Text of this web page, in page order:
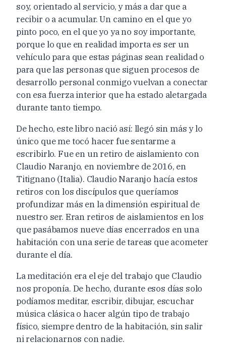
soy, orientado al servicio, y más a dar que a
recibir o a acumular. Un camino en el que yo
pinto poco, en el que yo ya no soy importante,
porque lo que en realidad importa es ser un
vehículo para que estas páginas sean realidad o
para que las personas que siguen procesos de
desarrollo personal conmigo vuelvan a conectar
con esa fuerza interior que ha estado aletargada
durante tanto tiempo.
De hecho, este libro nació así: llegó sin más y lo
único que me tocó hacer fue sentarme a
escribirlo. Fue en un retiro de aislamiento con
Claudio Naranjo, en noviembre de 2016, en
Titignano (Italia). Claudio Naranjo hacía estos
retiros con los discípulos que queríamos
profundizar más en la dimensión espiritual de
nuestro ser. Eran retiros de aislamientos en los
que pasábamos nueve días encerrados en una
habitación con una serie de tareas que acometer
durante el día.
La meditación era el eje del trabajo que Claudio
nos proponía. De hecho, durante esos días solo
podíamos meditar, escribir, dibujar, escuchar
música clásica o hacer algún tipo de trabajo
físico, siempre dentro de la habitación, sin salir
ni relacionarnos con nadie.